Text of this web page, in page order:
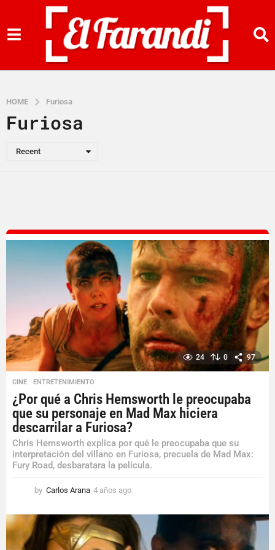
HOME Furiosa
Furiosa
Recent
24 0 97
CINE ,ENTRETENIMIENTO
¿Por qué a Chris Hemsworth le preocupaba
que su personaje en Mad Max hiciera
descarrilar a Furiosa?
Chris Hemsworth explica por qué le preocupaba que su
interpretación del villano en Furiosa, precuela de Mad Max:
Fury Road, desbaratara la película.
by Carlos Arana 4 años ago
ñ
o